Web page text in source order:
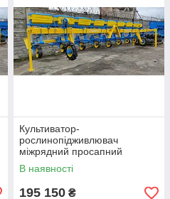
Культиватор-
рослинопідживлювач
міжрядний просапний
навісний високостебловий
КРН-5,6 (КНП-5,6)
В наявності
195 150 ₴